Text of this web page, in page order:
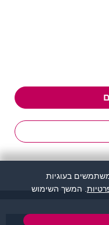
בעוגיות
. המשך השימוש